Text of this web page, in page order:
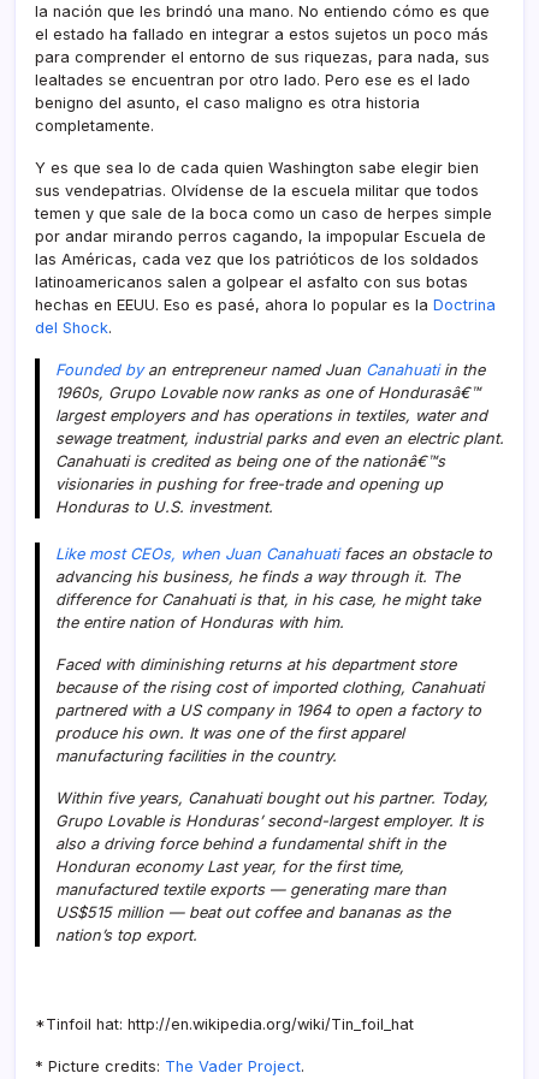
la nación que les brindó una mano. No entiendo cómo es que
el estado ha fallado en integrar a estos sujetos un poco más
para comprender el entorno de sus riquezas, para nada, sus
lealtades se encuentran por otro lado. Pero ese es el lado
benigno del asunto, el caso maligno es otra historia
completamente.
Y es que sea lo de cada quien Washington sabe elegir bien
sus vendepatrias. Olví­dense de la escuela militar que todos
temen y que sale de la boca como un caso de herpes simple
por andar mirando perros cagando, la impopular Escuela de
las Américas, cada vez que los patrióticos de los soldados
latinoamericanos salen a golpear el asfalto con sus botas
hechas en EEUU. Eso es pasé, ahora lo popular es la Doctrina
del Shock.
Founded byan entrepreneur named Juan Canahuatiin the
1960s, Grupo Lovable now ranks as one of Hondurasâ€™
largest employers and has operations in textiles, water and
sewage treatment, industrial parks and even an electric plant.
Canahuati is credited as being one of the nationâ€™s
visionaries in pushing for free-trade and opening up
Honduras to U.S. investment.
Like most CEOs, when Juan Canahuatifaces an obstacle to
advancing his business, he finds a way through it. The
difference for Canahuati is that, in his case, he might take
the entire nation of Honduras with him.
Faced with diminishing returns at his department store
because of the rising cost of imported clothing, Canahuati
partnered with a US company in 1964 to open a factory to
produce his own. It was one of the first apparel
manufacturing facilities in the country.
Within five years, Canahuati bought out his partner. Today,
Grupo Lovable is Honduras’ second-largest employer. It is
also a driving force behind a fundamental shift in the
Honduran economy Last year, for the first time,
manufactured textile exports — generating mare than
US$515 million — beat out coffee and bananas as the
nation’s top export.
*Tinfoil hat: http://en.wikipedia.org/wiki/Tin_foil_hat
* Picture credits: The Vader Project.